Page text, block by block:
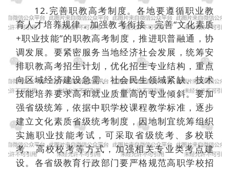
12.完善职教高考制度。各地要遵循职业教
育人才培养规律，加强教考衔接，完善“文化素质
+职业技能”的职教高考制度，推进职普融通，协
调发展。要紧密服务当地经济社会发展，统筹安
排职教高考招生计划，优化招生专业结构，重点
向区域经济建设急需、社会民生领域紧缺、技术
技能培养要求高和就业质量高的专业倾斜。要加
强省级统筹，依据中职学校课程教学标准，逐步
建立文化素质省级统考制度，因地制宜统筹组织
实施职业技能考试，可采取省级统考、多校联
考、高校校考等方式，加强相关专业类考点建
设。各省级教育行政部门要严格规范高职学校招